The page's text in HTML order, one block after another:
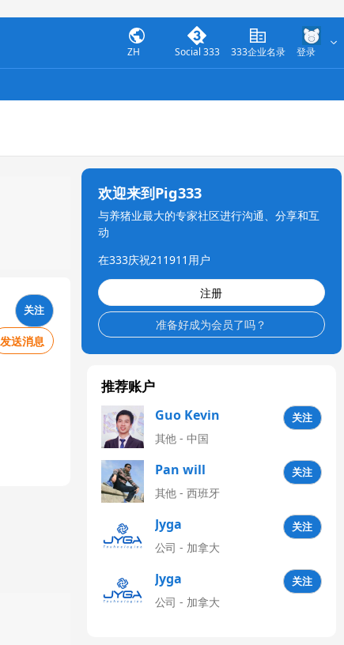
ZH Social 333 333企业名录 登录
关注
发送消息
欢迎来到Pig333
与养猪业最大的专家社区进行沟通、分享和互
动
在333庆祝211911用户
注册
准备好成为会员了吗？
推荐账户
Guo Kevin 关注
其他 - 中国
Pan will 关注
其他 - 西班牙
Jyga
Technologies
关注
公司 - 加拿大
Jyga
Technologies
关注
公司 - 加拿大